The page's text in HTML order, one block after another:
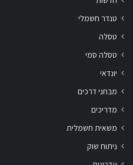
טנדר חשמלי
טסלה
טסלה סמי
יונדאי
מבחני דרכים
מדריכים
משאית חשמלית
ניתוח שוק